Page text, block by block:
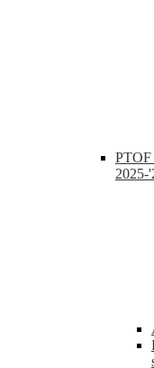
PTOF
2025-